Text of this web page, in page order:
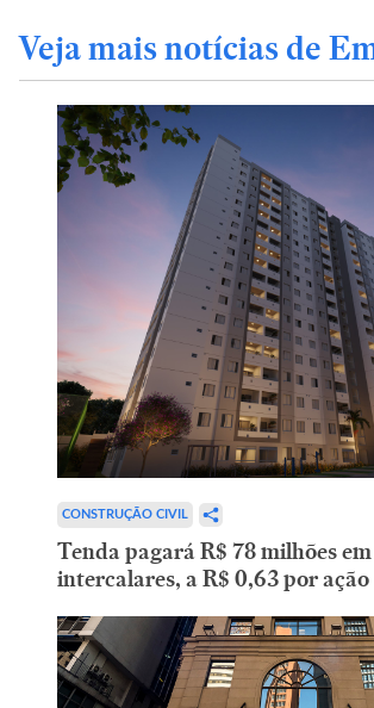
Veja mais notícias de
CONSTRUÇÃO CIVIL
Tenda pagará R$ 78 milhões
intercalares, a R$ 0,63 por ação